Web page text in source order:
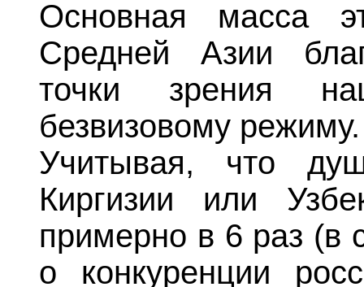
Основная масса
Средней Азии
точки зрения
безвизовому режиму.
Учитывая, что
Киргизии или
примерно в 6 раз (в
о конкуренции